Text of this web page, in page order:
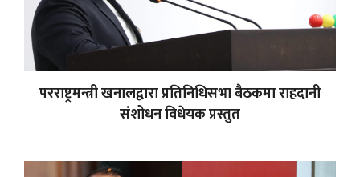
परराष्ट्रमन्त्री खनालद्वारा प्रतिनिधिसभा बैठकमा राहदानी
संशोधन विधेयक प्रस्तुत